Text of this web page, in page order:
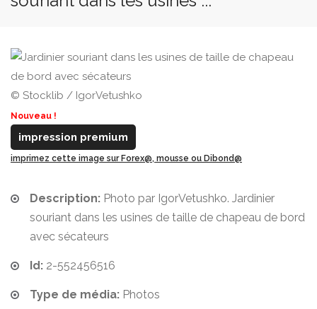
© Stocklib / IgorVetushko
Nouveau !
impression premium
imprimez cette image sur Forex@, mousse ou Dibond@
Description: Photo par IgorVetushko. Jardinier
souriant dans les usines de taille de chapeau de bord
avec sécateurs
Id: 2-552456516
Type de média: Photos